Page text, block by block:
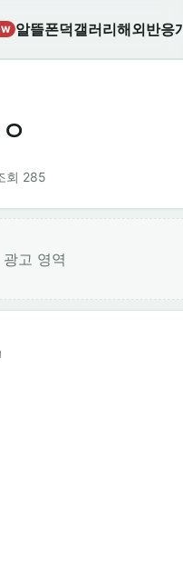
알뜰폰덕갤러리해외반응
회 285
광고 영역